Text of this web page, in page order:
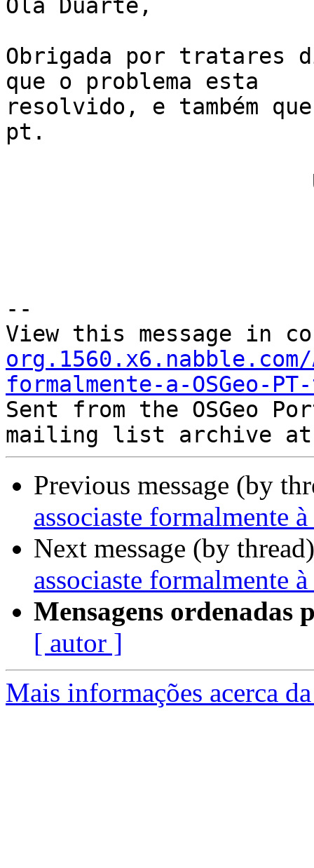
Ola Duarte,
Obrigada por tratares
que o problema esta
resolvido, e também
pt.
--
View this message in
formalmente-a-OSGeo-
Sent from the OSGeo
Previous message (by
associaste formalmente
Next message (by
associaste formalmente
Mensagens ordenadas
[ autor ]
Mais informações acerca